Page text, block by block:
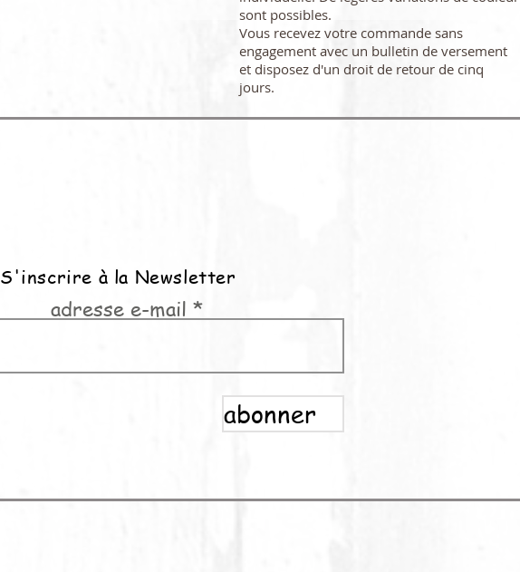
sont possibles.
Vous recevez votre commande sans
engagement avec un bulletin de versement
et disposez d'un droit de retour de cinq
jours.
S'inscrire à la Newsletter
adresse e-mail
abonner